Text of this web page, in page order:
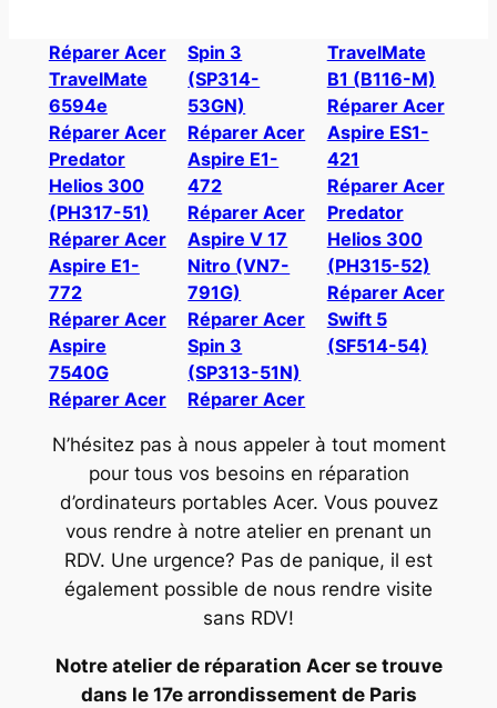
Réparer Acer
TravelMate
6594e
Réparer Acer
Predator
Helios 300
(PH317-51)
Réparer Acer
Aspire E1-
772
Réparer Acer
Aspire
7540G
Réparer Acer
Spin 3
(SP314-
53GN)
Réparer Acer
Aspire E1-
472
Réparer Acer
Aspire V 17
Nitro (VN7-
791G)
Réparer Acer
Spin 3
(SP313-51N)
Réparer Acer
TravelMate
B1 (B116-M)
Réparer Acer
Aspire ES1-
421
Réparer Acer
Predator
Helios 300
(PH315-52)
Réparer Acer
Swift 5
(SF514-54)
N’hésitez pas à nous appeler à tout moment
pour tous vos besoins en réparation
d’ordinateurs portables Acer. Vous pouvez
vous rendre à notre atelier en prenant un
RDV. Une urgence? Pas de panique, il est
également possible de nous rendre visite
sans RDV!
Notre atelier de réparation Acer se trouve
dans le 17e arrondissement de Paris